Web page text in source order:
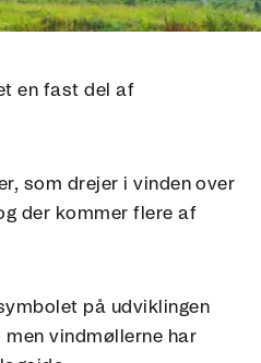
en fast del af
som drejer i vinden over
der kommer flere af
på udviklingen
men vindmøllerne har